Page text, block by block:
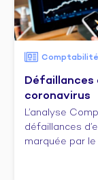
Comptabilité
Défaillances
coronavirus
L’analyse
défaillances
marquée par